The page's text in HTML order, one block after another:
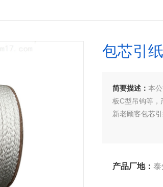
包芯引
简要描述： 本
板C型吊钩等，
新老顾客包芯引
产品厂地： 泰